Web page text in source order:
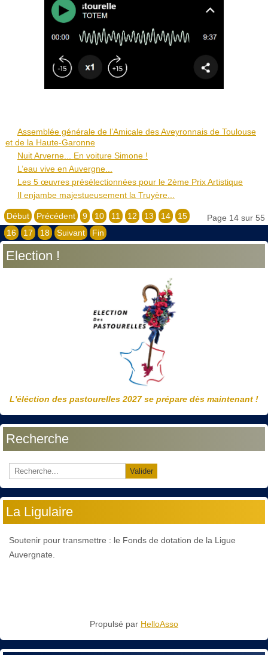
Assemblée générale de l’Amicale des Aveyronnais de Toulouse
et de la Haute-Garonne
Nuit Arverne... En voiture Simone !
L’eau vive en Auvergne...
Les 5 œuvres présélectionnées pour le 2ème Prix Artistique
Il enjambe majestueusement la Truyère...
Page 14 sur 55
Début Précédent 9 10 11 12 13 14
15
16
17 18 Suivant Fin
Election !
L'éléction des pastourelles 2027 se prépare dès maintenant !
Recherche
Valider
La Ligulaire
Soutenir pour transmettre : le Fonds de dotation de la Ligue
Auvergnate.
Propulsé par HelloAsso